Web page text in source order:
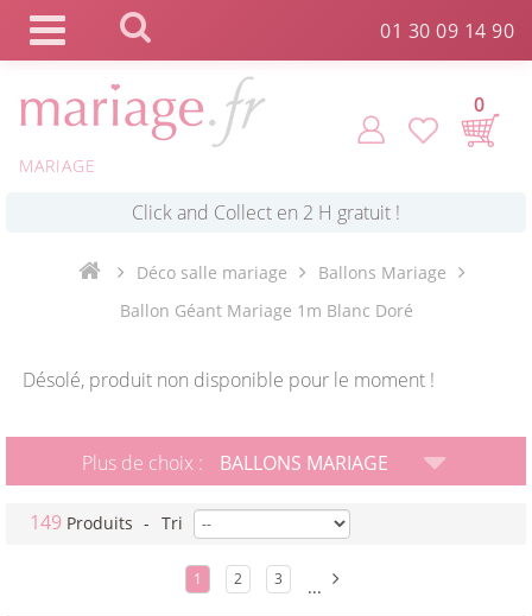
01 30 09 14 90
MARIAGE
0
Déco salle mariage
Ballons Mariage
Ballon Géant Mariage 1m Blanc Doré
Désolé, produit non disponible pour le moment !
Plus de choix : BALLONS MARIAGE
149 Produits - Tri
1 2 3 ...
Panneau de gestion des cookies